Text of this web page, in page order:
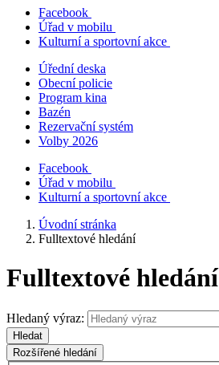
Facebook
Úřad v mobilu
Kulturní a sportovní akce
Úřední deska
Obecní policie
Program kina
Bazén
Rezervační systém
Volby 2026
Facebook
Úřad v mobilu
Kulturní a sportovní akce
Úvodní stránka
Fulltextové hledání
Fulltextové hledání
Hledaný výraz:
Hledat
Rozšířené hledání